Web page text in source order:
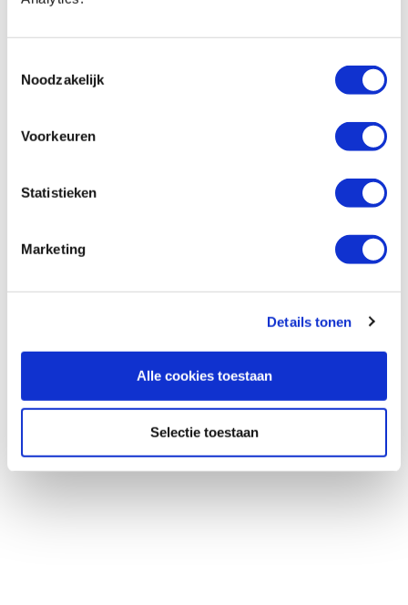
Noodzakelijk
Voorkeuren
Statistieken
Marketing
Details tonen
Alle cookies toestaan
Selectie toestaan
Vorige Volgende